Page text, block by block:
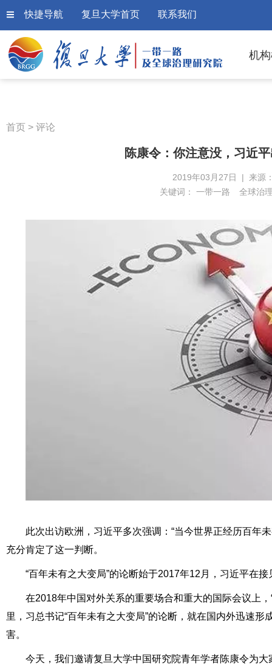
快捷导航 复旦大学首页 联系我们
机
首页 > 评论
陈康令：你注意没，习近
2019年03月27日 | 来源
关键词： 一带一路 全球治
此次出访欧洲，习近平多次强调：“当今世界正经历百年
充分肯定了这一判断。
“百年未有之大变局”的论断始于2017年12月，习近平在
在2018年中国对外关系的重要场合和重大的国际会议上
里，习总书记“百年未有之大变局”的论断，就在国内外迅速
害。
今天，我们邀请复旦大学中国研究院青年学者陈康令为大